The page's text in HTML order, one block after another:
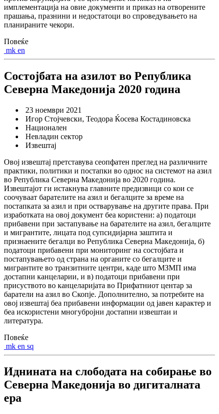
имплементација на овие документи и приказ на отворените
прашања, празнини и недостатоци во спроведувањето на
планираните чекори.
Повеќе
mk en
Состојбата на азилот во Република
Северна Македонија 2020 година
23 ноември 2021
Игор Стојчевски, Теодора Ќосева Костадиновска
Национален
Невладин сектор
Извештај
Овој извештај претставува сеопфатен преглед на различните
практики, политики и постапки во однос на системот на азил
во Република Северна Македонија во 2020 година.
Извештајот ги истакнува главните предизвици со кои се
соочуваат барателите на азил и бегалците за време на
постапката за азил и при остварување на другите права. При
изработката на овој документ беа користени: a) податоци
прибавени при застапување на барателите на азил, бегалците
и мигрантите, лицата под супсидијарна заштита и
признаените бегалци во Република Северна Македонија, б)
податоци прибавени при мониторинг на состојбата и
постапувањето од страна на органите со бегалците и
мигрантите во транзитните центри, каде што МЗМП има
достапни канцеларии, и в) податоци прибавени при
присуството во канцеларијата во Прифатниот центар за
баратели на азил во Скопје. Дополнително, за потребите на
овој извештај беа прибавени информации од јавен карактер и
беа искористени многубројни достапни извештаи и
литература.
Повеќе
mk en sq
Иднината на слободата на собирање во
Северна Македонија во дигиталната
ера